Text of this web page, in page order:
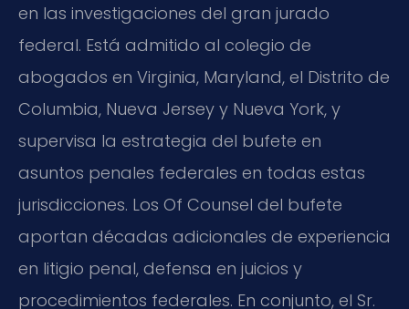
en las investigaciones del gran jurado
federal. Está admitido al colegio de
abogados en Virginia, Maryland, el Distrito de
Columbia, Nueva Jersey y Nueva York, y
supervisa la estrategia del bufete en
asuntos penales federales en todas estas
jurisdicciones. Los Of Counsel del bufete
aportan décadas adicionales de experiencia
en litigio penal, defensa en juicios y
procedimientos federales. En conjunto, el Sr.